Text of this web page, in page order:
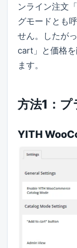
ンライン注文
グモードとも
せん。したが
cart」と価格
ます。
方法1：
YITH